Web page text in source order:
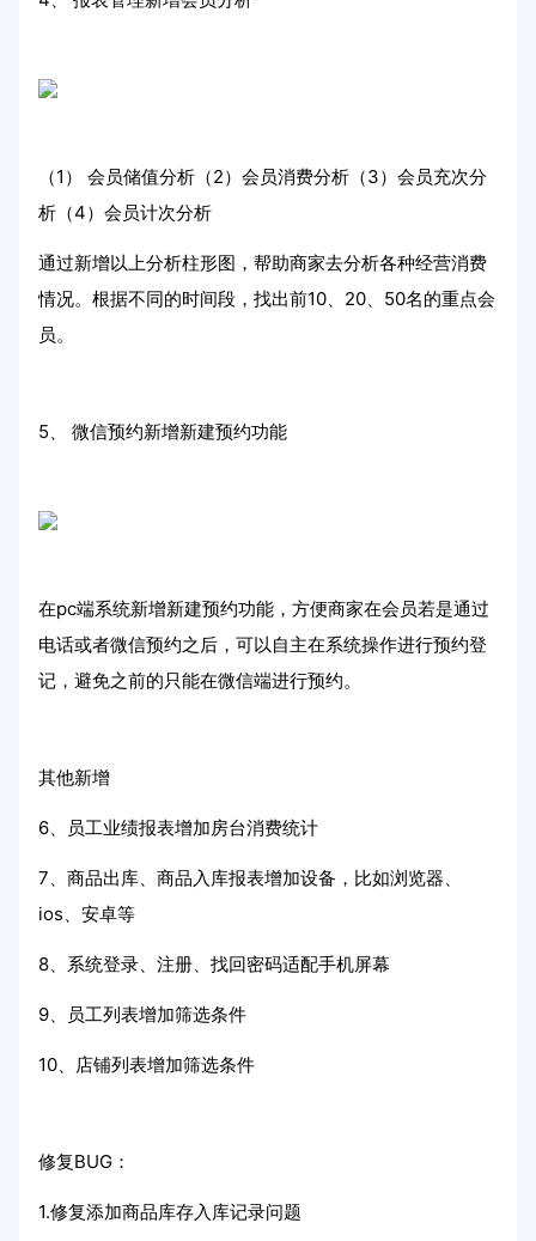
（1） 会员储值分析（2）会员消费分析（3）会员充次分
析（4）会员计次分析
通过新增以上分析柱形图，帮助商家去分析各种经营消费
情况。根据不同的时间段，找出前10、20、50名的重点会
员。
5、 微信预约新增新建预约功能
在pc端系统新增新建预约功能，方便商家在会员若是通过
电话或者微信预约之后，可以自主在系统操作进行预约登
记，避免之前的只能在微信端进行预约。
其他新增
6、员工业绩报表增加房台消费统计
7、商品出库、商品入库报表增加设备，比如浏览器、
ios、安卓等
8、系统登录、注册、找回密码适配手机屏幕
9、员工列表增加筛选条件
10、店铺列表增加筛选条件
修复BUG：
1.修复添加商品库存入库记录问题